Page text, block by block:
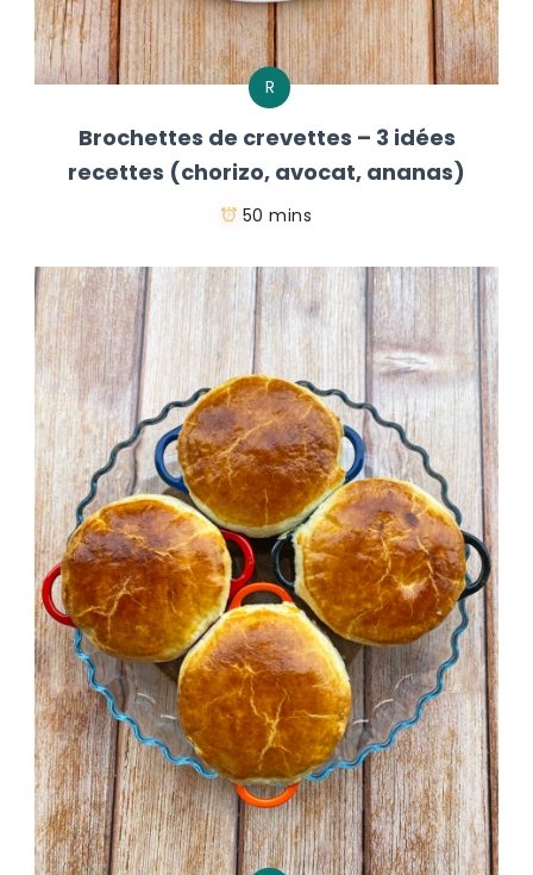
R
Brochettes de crevettes – 3 idées
recettes (chorizo, avocat, ananas)
50 mins